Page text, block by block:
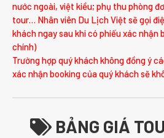
nước ngoài, việt kiều; phụ thu phòng
tour… Nhân viên Du Lịch Việt sẽ gọi
khách ngay sau khi có phiếu xác nhận
chính)
Trường hợp quý khách không đồng ý
xác nhận booking của quý khách sẽ
BẢNG GIÁ